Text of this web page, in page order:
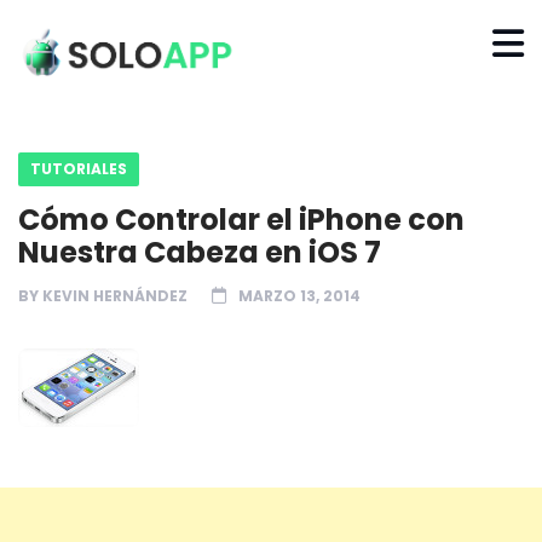
TUTORIALES
Cómo Controlar el iPhone con
Nuestra Cabeza en iOS 7
BY KEVIN HERNÁNDEZ MARZO 13, 2014